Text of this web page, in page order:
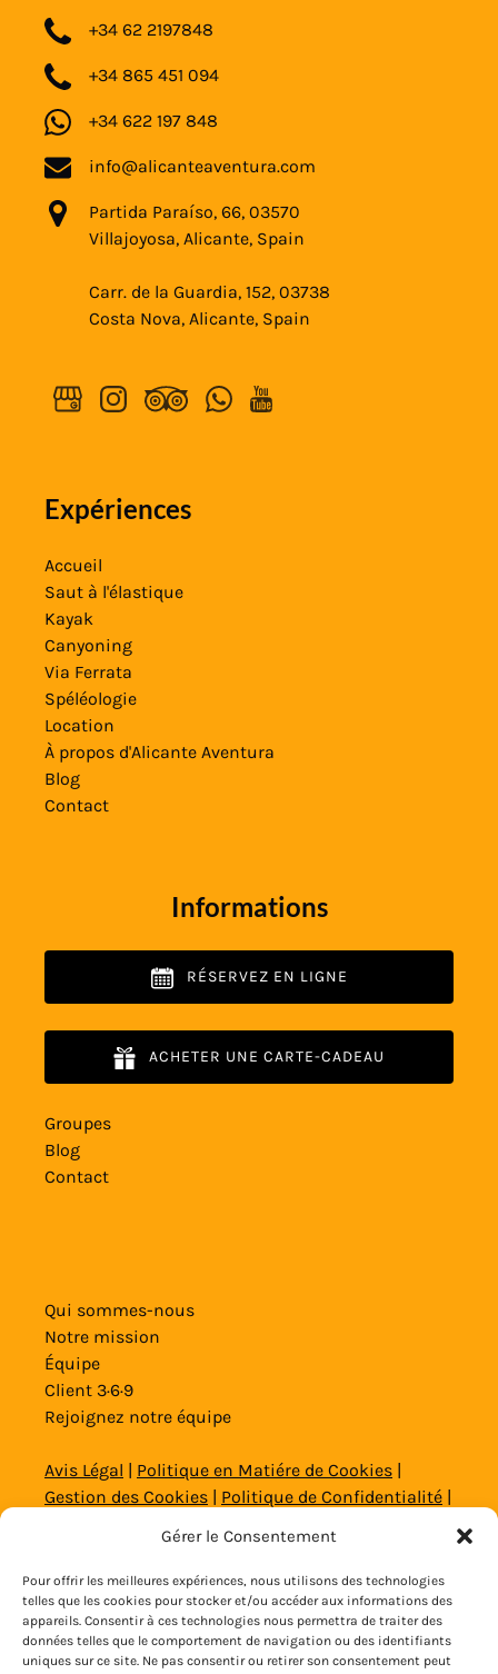
Gérer le Consentement
Pour offrir les meilleures expériences, nous utilisons des technologies
telles que les cookies pour stocker et/ou accéder aux informations des
appareils. Consentir à ces technologies nous permettra de traiter des
données telles que le comportement de navigation ou des identifiants
uniques sur ce site. Ne pas consentir ou retirer son consentement peut
+34 62 2197848
+34 865 451 094
+34 622 197 848
info@alicanteaventura.com
Partida Paraíso, 66, 03570
Villajoyosa, Alicante, Spain
Carr. de la Guardia, 152, 03738
Costa Nova, Alicante, Spain
Expériences
Accueil
Saut à l'élastique
Kayak
Canyoning
Via Ferrata
Spéléologie
Location
À propos d'Alicante Aventura
Blog
Contact
Informations
RÉSERVEZ EN LIGNE
ACHETER UNE CARTE-CADEAU
Groupes
Blog
Contact
Qui sommes-nous
Notre mission
Équipe
Client 3·6·9
Rejoignez notre équipe
Avis Légal Politique en Matiére de Cookies
Gestion des Cookies
Politique de Confidentialité
Politique de Confidentialité Web et Réseaux
© 2020 – 2026 Copyright Alicante Aventura